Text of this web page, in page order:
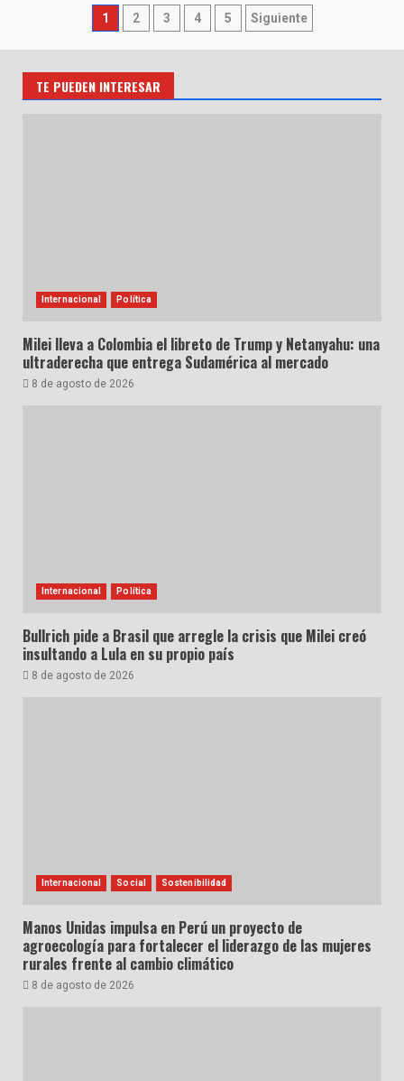
Paginación
de
entradas
1 2 3 4 5 Siguiente
TE PUEDEN INTERESAR
Internacional Política
Milei lleva a Colombia el libreto de Trump y Netanyahu: una
ultraderecha que entrega Sudamérica al mercado
8 de agosto de 2026
Internacional Política
Bullrich pide a Brasil que arregle la crisis que Milei creó
insultando a Lula en su propio país
8 de agosto de 2026
Internacional Social Sostenibilidad
Manos Unidas impulsa en Perú un proyecto de
agroecología para fortalecer el liderazgo de las mujeres
rurales frente al cambio climático
8 de agosto de 2026